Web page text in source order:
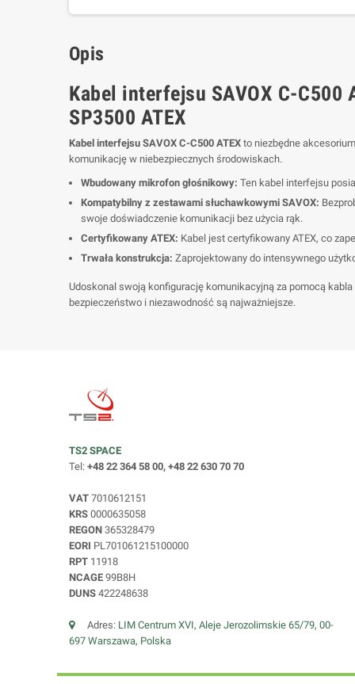
Opis
Kabel interfejsu SAVOX C-C500
SP3500 ATEX
Kabel interfejsu SAVOX C-C500 ATEX to niezbędne
komunikację w niebezpiecznych środowiskach.
Wbudowany mikrofon głośnikowy: Ten kabel interfejsu
Kompatybilny z zestawami słuchawkowymi SAVOX:
swoje doświadczenie komunikacji bez użycia rąk.
Certyfikowany ATEX: Kabel jest certyfikowany ATEX, co
Trwała konstrukcja: Zaprojektowany do intensywnego
Udoskonal swoją konfigurację komunikacyjną za pomocą
bezpieczeństwo i niezawodność są najważniejsze.
TS2 SPACE
Tel: +48 22 364 58 00, +48 22 630 70 70
VAT 7010612151
KRS 0000635058
REGON 365328479
EORI PL701061215100000
RPT 11918
NCAGE 99B8H
DUNS 422248638
Adres: LIM Centrum XVI, Aleje Jerozolimskie 65/79, 00-
697 Warszawa, Polska